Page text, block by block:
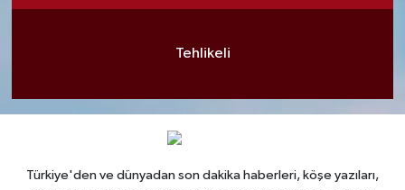
Tehlikeli
Türkiye'den ve dünyadan son dakika haberleri, köşe yazıları,